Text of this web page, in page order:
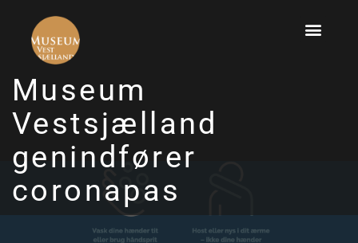
Museum
Vestsjælland
genindfører
coronapas